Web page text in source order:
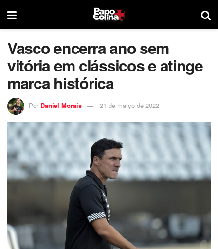
Vasco encerra ano sem
vitória em clássicos e atinge
marca histórica
Por Daniel Morais 21 de março de 2022